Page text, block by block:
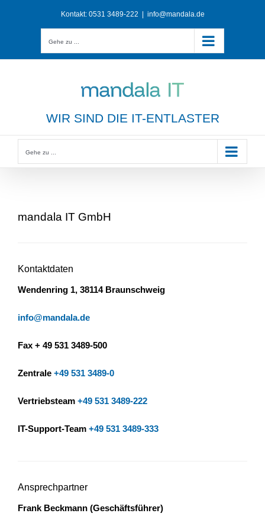
Kontakt: 0531 3489-222 info@mandala.de
Gehe zu ...
WIR SIND DIE IT-ENTLASTER
Gehe zu ...
mandala IT GmbH
Kontaktdaten
Wendenring 1, 38114 Braunschweig
info@mandala.de
Fax + 49 531 3489-500
Zentrale +49 531 3489-0
Vertriebsteam +49 531 3489-222
IT-Support-Team +49 531 3489-333
Ansprechpartner
Frank Beckmann (Geschäftsführer)